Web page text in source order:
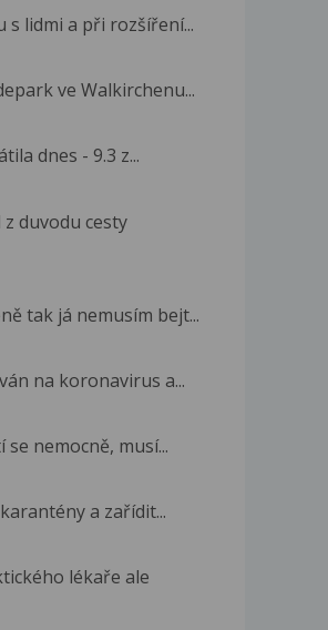
lidmi a při rozšíření...
ve Walkirchenu...
dnes - 9.3 z...
duvodu cesty
tak já nemusím bejt...
na koronavirus a...
nemocně, musí...
a zařídit...
lékaře ale